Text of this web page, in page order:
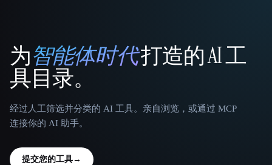
That AI Collection
为智能体时代打造的 AI 工
具目录。
经过人工筛选并分类的 AI 工具。亲自浏览，或通过 MCP
连接你的 AI 助手。
提交您的工具→